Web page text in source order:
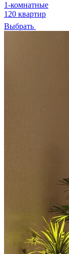
1-комнатные
120 квартир
Выбрать